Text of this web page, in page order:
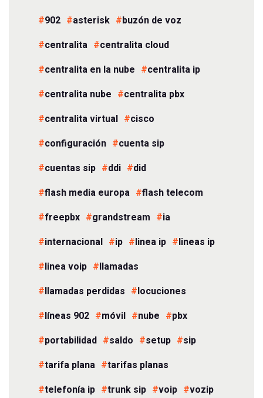
902 asterisk
buzón de voz
centralita
centralita cloud
centralita en la nube
centralita ip
centralita nube
centralita pbx
centralita virtual
cisco
configuración
cuenta sip
cuentas sip
ddi
did
flash media europa
flash telecom
freepbx
grandstream
ia
internacional
ip linea ip
lineas ip
linea voip
llamadas
llamadas perdidas
locuciones
líneas 902
móvil nube
pbx
portabilidad
saldo setup
sip
tarifa plana
tarifas planas
telefonía ip
trunk sip voip
vozip